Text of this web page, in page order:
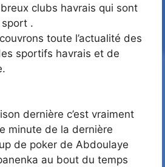
clubs havrais qui sont
.
toute l’actualité des
sportifs havrais et de
dernière c’est vraiment
minute de la dernière
de poker de Abdoulaye
au bout du temps